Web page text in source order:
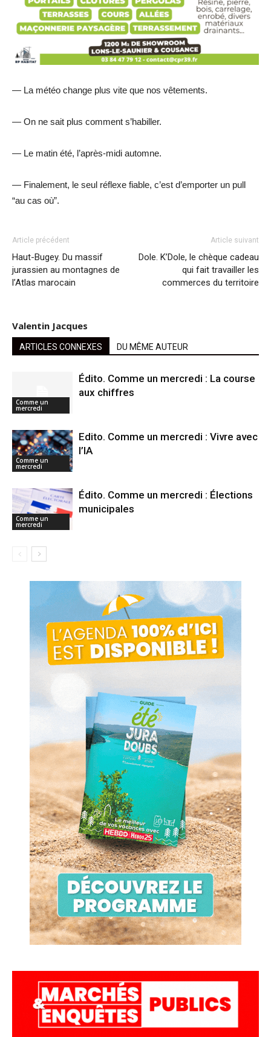
— La météo change plus vite que nos vêtements.
— On ne sait plus comment s’habiller.
— Le matin été, l’après-midi automne.
— Finalement, le seul réflexe fiable, c’est d’emporter un pull
“au cas où”.
Article précédent
Haut-Bugey. Du massif
jurassien au montagnes de
l’Atlas marocain
Article suivant
Dole. K’Dole, le chèque cadeau
qui fait travailler les
commerces du territoire
Valentin Jacques
ARTICLES CONNEXES DU MÊME AUTEUR
Comme un
mercredi
Édito. Comme un mercredi : La course
aux chiffres
Comme un
mercredi
Edito. Comme un mercredi : Vivre avec
l’IA
Comme un
mercredi
Édito. Comme un mercredi : Élections
municipales